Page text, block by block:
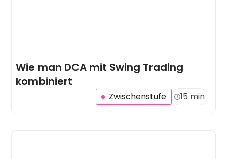
Wie man DCA mit Swing Trading
kombiniert
Zwischenstufe 15 min